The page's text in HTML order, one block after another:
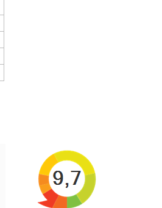
Anja uit Druten
Altijd alles op voorraad en een
supersnelle levering!